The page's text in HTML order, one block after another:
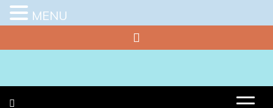
to
MENU